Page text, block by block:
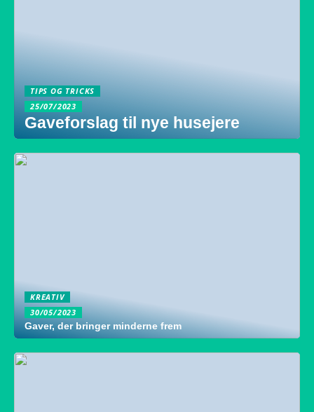
TIPS OG TRICKS
25/07/2023
Gaveforslag til nye husejere
KREATIV
30/05/2023
Gaver, der bringer minderne frem